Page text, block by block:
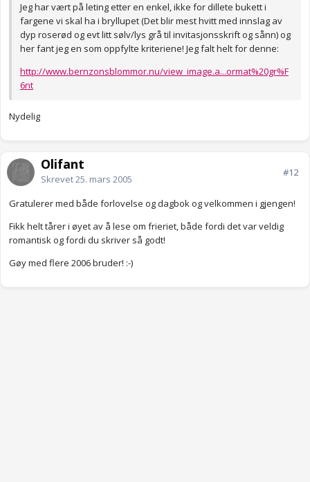
Jeg har vært på leting etter en enkel, ikke for dillete bukett i
fargene vi skal ha i bryllupet (Det blir mest hvitt med innslag av
dyp roserød og evt litt sølv/lys grå til invitasjonsskrift og sånn) og
her fant jeg en som oppfylte kriteriene! Jeg falt helt for denne:
http://www.bernzonsblommor.nu/view_image.a...ormat%20gr%F
6nt
Nydelig
Olifant
Skrevet25. mars 2005
#12
Gratulerer med både forlovelse og dagbok og velkommen i gjengen!
Fikk helt tårer i øyet av å lese om frieriet, både fordi det var veldig
romantisk og fordi du skriver så godt!
Gøy med flere 2006 bruder! :-)